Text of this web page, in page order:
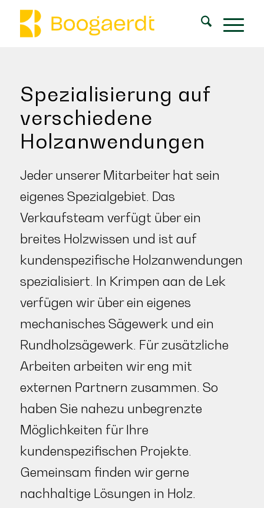
Spezialisierung auf
verschiedene
Holzanwendungen
Jeder unserer Mitarbeiter hat sein
eigenes Spezialgebiet. Das
Verkaufsteam verfügt über ein
breites Holzwissen und ist auf
kundenspezifische Holzanwendungen
spezialisiert. In Krimpen aan de Lek
verfügen wir über ein eigenes
mechanisches Sägewerk und ein
Rundholzsägewerk. Für zusätzliche
Arbeiten arbeiten wir eng mit
externen Partnern zusammen. So
haben Sie nahezu unbegrenzte
Möglichkeiten für Ihre
kundenspezifischen Projekte.
Gemeinsam finden wir gerne
nachhaltige Lösungen in Holz.